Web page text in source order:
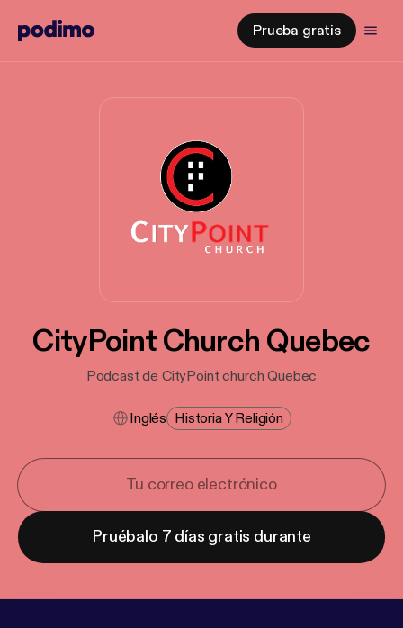
Prueba gratis
CityPoint Church Quebec
Podcast de CityPoint church Quebec
Inglés Historia Y Religión
Pruébalo 7 días gratis durante